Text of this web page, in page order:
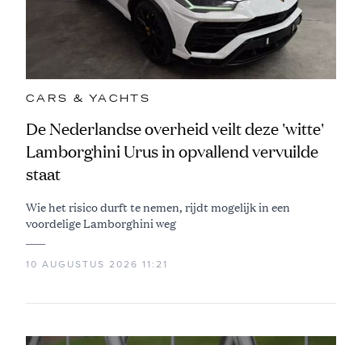
CARS & YACHTS
De Nederlandse overheid veilt deze 'witte'
Lamborghini Urus in opvallend vervuilde
staat
Wie het risico durft te nemen, rijdt mogelijk in een
voordelige Lamborghini weg
10 AUGUSTUS 2026 11:21